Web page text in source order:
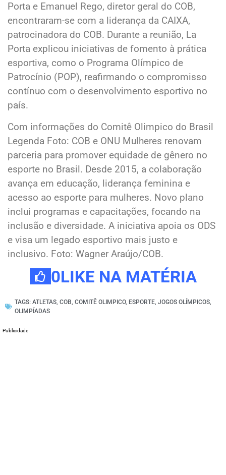
Porta e Emanuel Rego, diretor geral do COB,
encontraram-se com a liderança da CAIXA,
patrocinadora do COB. Durante a reunião, La
Porta explicou iniciativas de fomento à prática
esportiva, como o Programa Olímpico de
Patrocínio (POP), reafirmando o compromisso
contínuo com o desenvolvimento esportivo no
país.
Com informações do Comitê Olimpico do Brasil
Legenda Foto: COB e ONU Mulheres renovam
parceria para promover equidade de gênero no
esporte no Brasil. Desde 2015, a colaboração
avança em educação, liderança feminina e
acesso ao esporte para mulheres. Novo plano
inclui programas e capacitações, focando na
inclusão e diversidade. A iniciativa apoia os ODS
e visa um legado esportivo mais justo e
inclusivo. Foto: Wagner Araújo/COB.
0LIKE NA MATÉRIA
TAGS: ATLETAS, COB, COMITÊ OLIMPICO, ESPORTE, JOGOS OLÍMPICOS,
OLIMPÍADAS
Publicidade